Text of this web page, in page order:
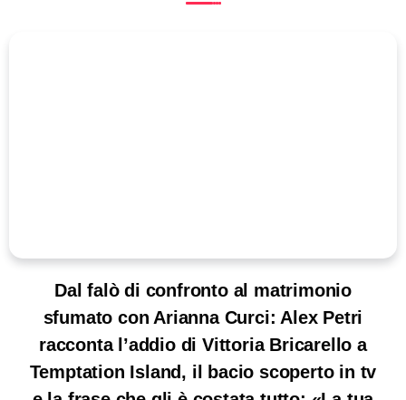
Dal falò di confronto al matrimonio
sfumato con Arianna Curci: Alex Petri
racconta l’addio di Vittoria Bricarello a
Temptation Island, il bacio scoperto in tv